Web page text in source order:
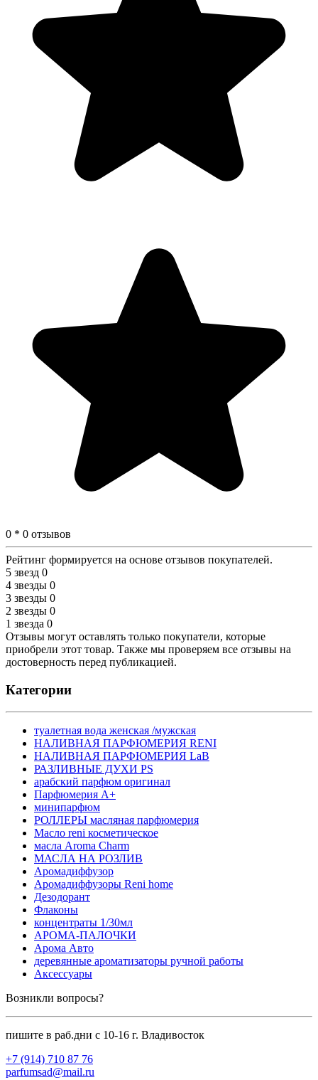
0 * 0 отзывов
Рейтинг формируется на основе отзывов покупателей.
5 звезд 0
4 звезды 0
3 звезды 0
2 звезды 0
1 звезда 0
Отзывы могут оставлять только покупатели, которые
приобрели этот товар. Также мы проверяем все отзывы на
достоверность перед публикацией.
Категории
туалетная вода женская /мужская
НАЛИВНАЯ ПАРФЮМЕРИЯ RENI
НАЛИВНАЯ ПАРФЮМЕРИЯ LaB
РАЗЛИВНЫЕ ДУХИ PS
арабский парфюм оригинал
Парфюмерия А+
минипарфюм
РОЛЛЕРЫ масляная парфюмерия
Масло reni косметическое
масла Aroma Charm
МАСЛА НА РОЗЛИВ
Аромадиффузор
Аромадиффузоры Reni home
Дезодорант
Флаконы
концентраты 1/30мл
АРОМА-ПАЛОЧКИ
Арома Авто
деревянные ароматизаторы ручной работы
Аксессуары
Возникли вопросы?
пишите в раб.дни с 10-16 г. Владивосток
+7 (914) 710 87 76
parfumsad@mail.ru